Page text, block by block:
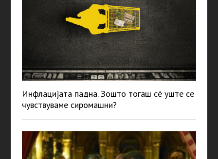
Инфлацијата падна. Зошто тогаш сè уште се
чувствуваме сиромашни?